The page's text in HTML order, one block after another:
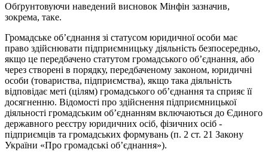
Обґрунтовуючи наведений висновок Мінфін зазначив,
зокрема, таке.
Громадське об’єднання зі статусом юридичної особи має
право здійснювати підприємницьку діяльність безпосередньо,
якщо це передбачено статутом громадського об’єднання, або
через створені в порядку, передбаченому законом, юридичні
особи (товариства, підприємства), якщо така діяльність
відповідає меті (цілям) громадського об’єднання та сприяє її
досягненню. Відомості про здійснення підприємницької
діяльності громадським об’єднанням включаються до Єдиного
державного реєстру юридичних осіб, фізичних осіб -
підприємців та громадських формувань (п. 2 ст. 21 Закону
України «Про громадські об’єднання»).